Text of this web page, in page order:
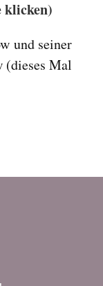
klicken)
und seiner
(dieses Mal